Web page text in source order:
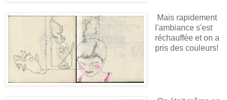
Mais rapidement
l'ambiance s'est
réchauffée et on a
pris des couleurs!